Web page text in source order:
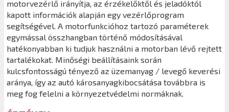
motorvezérlő irányítja, az érzékelőktől és jeladóktól
kapott információk alapján egy vezérlőprogram
segítségével. A motorfunkcióhoz tartozó paraméterek
egymással összhangban történő módosításával
hatékonyabban ki tudjuk használni a motorban lévő rejtett
tartalékokat. Minőségi beállításaink során
kulcsfontosságú tényező az üzemanyag / levegő keverési
aránya, így az autó károsanyagkibocsátása továbbra is
meg fog felelni a környezetvédelmi normáknak.